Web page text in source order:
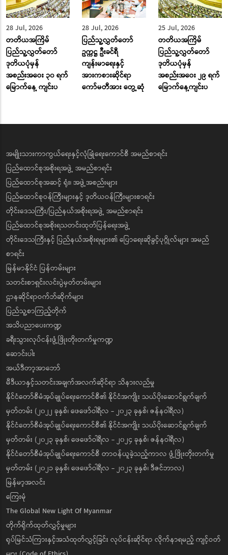
28 Jul, 2026
တတိယအကြိမ်
ပြည်သူ့လွှတ်တော်
ဒုတိယပုံမှန်
အစည်းအဝေး ၃၀ ရက်
မြောက်နေ့ ကျင်းပ
28 Jul, 2026
ပြည်သူ့လွှတ်တော်
ဥက္ကဋ္ဌ ဦးခင်ရီ
ကျန်းမာရေးနှင့်
အားကစားဆိုင်ရာ
ကော်မတီအား တွေ့ဆုံ
25 Jul, 2026
တတိယအကြိမ်
ပြည်သူ့လွှတ်တော်
ဒုတိယပုံမှန်
အစည်းအဝေး ၂၉ ရက်
မြောက်နေ့ကျင်းပ
အမျိုးသားကာကွယ်ရေးနှင့်လုံခြုံရေးကောင်စီ အမည်စာရင်း
ပြည်ထောင်စုအစိုးရအဖွဲ့ အမည်စာရင်း
ပြည်ထောင်စုအဆင့် ရုံး၊ အဖွဲ့အစည်းများ
ပြည်ထောင်စုဝန်ကြီးများနှင့် ဒုတိယဝန်ကြီးများစာရင်း
တိုင်းဒေသကြီး/ပြည်နယ်အစိုးရအဖွဲ့ အမည်စာရင်း
ပြည်ထောင်စုအစိုးရသတင်းထုတ်ပြန်ရေးအဖွဲ့
တိုင်းဒေသကြီးနှင့် ပြည်နယ်အစိုးရများ၏ ပြောရေးဆိုခွင့်ပုဂ္ဂိုလ်များ အမည်
စာရင်း
မြန်မာနိုင်ငံ ပြန်တမ်းများ
သတင်းစာရှင်းလင်းပွဲမှတ်တမ်းများ
ဌာနဆိုင်ရာဝက်ဘ်ဆိုက်များ
ပြည်သူ့စာကြည့်တိုက်
အသိပညာပေးကဏ္ဍ
ခရီးသွားလုပ်ငန်းဖွံ့ဖြိုးတိုးတက်မှုကဏ္ဍ
ဆောင်းပါး
အယ်ဒီတာ့အာဘော်
မီဒီယာနှင့်သတင်းအချက်အလက်ဆိုင်ရာ သိနားလည်မှု
နိုင်ငံတော်စီမံအုပ်ချုပ်ရေးကောင်စီ၏ နိုင်ငံအကျိုး သယ်ပိုးဆောင်ရွက်ချက်
မှတ်တမ်း (၂၀၂၂ ခုနှစ်၊ ဖေဖော်ဝါရီလ - ၂၀၂၃ ခုနှစ်၊ ဇန်နဝါရီလ)
နိုင်ငံတော်စီမံအုပ်ချုပ်ရေးကောင်စီ၏ နိုင်ငံအကျိုး သယ်ပိုးဆောင်ရွက်ချက်
မှတ်တမ်း (၂၀၂၃ ခုနှစ်၊ ဖေဖော်ဝါရီလ - ၂၀၂၄ ခုနှစ်၊ ဇန်နဝါရီလ)
နိုင်ငံတော်စီမံအုပ်ချုပ်ရေးကောင်စီ တာဝန်ယူခဲ့သည့်ကာလ ဖွံ့ဖြိုးတိုးတက်မှု
မှတ်တမ်း (၂၀၂၁ ခုနှစ်၊ ဖေဖော်ဝါရီလ - ၂၀၂၃ ခုနှစ်၊ ဒီဇင်ဘာလ)
မြန်မာ့အလင်း
ကြေးမုံ
The Global New Light Of Myanmar
တိုက်ရိုက်ထုတ်လွှင့်မှုများ
ရုပ်မြင်သံကြားနှင့်အသံထုတ်လွှင့်ခြင်း လုပ်ငန်းဆိုင်ရာ လိုက်နာရမည့် ကျင့်ဝတ်